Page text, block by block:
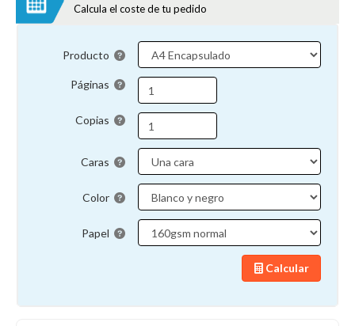
Calcula el coste de tu pedido
Producto
Páginas
Copias
Caras
Color
Papel
Calcular